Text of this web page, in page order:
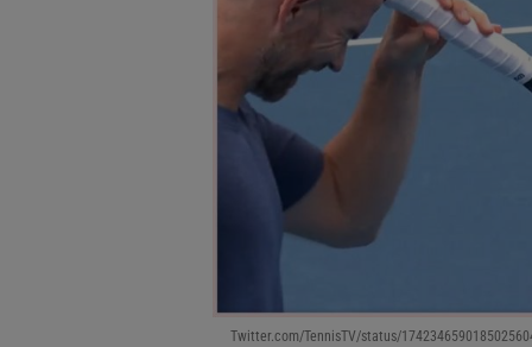
Twitter.com/TennisTV/status/